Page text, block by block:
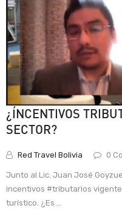
¿ÍNCENTIVOS
SECTOR?
Red Travel Bolivia 0
Junto al Lic. Juan José
incentivos #tributarios
turístico. ¿Es ...